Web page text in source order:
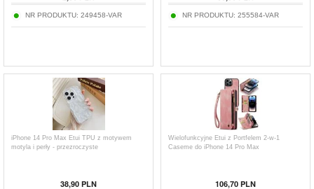
NR PRODUKTU: 249458-VAR NR PRODUKTU: 255584-VAR
iPhone 14 Pro Max Etui TPU z motywem
motyla i perły - przezroczyste
38,90 PLN
Wielofunkcyjne Etui z Portfelem 2-w-1
Caseme do iPhone 14 Pro Max
106,70 PLN